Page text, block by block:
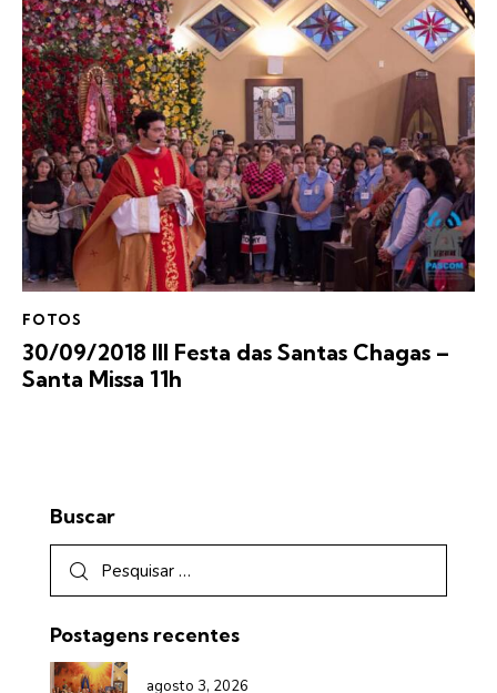
FOTOS
30/09/2018 III Festa das Santas Chagas –
Santa Missa 11h
Buscar
Postagens recentes
agosto 3, 2026